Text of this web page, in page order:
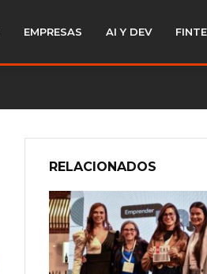
EMPRESAS AI Y DEV
RELACIONADOS